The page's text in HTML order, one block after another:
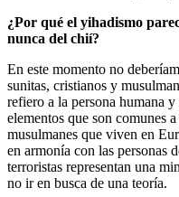
¿Por qué el yihadismo
nunca del chií?
En este momento no
sunitas, cristianos y
refiero a la persona humana
elementos que son comunes
musulmanes que viven en
en armonía con las personas
terroristas representan una
no ir en busca de una teoría.